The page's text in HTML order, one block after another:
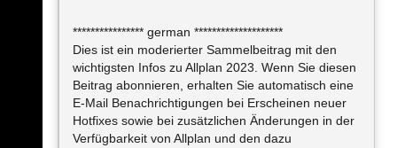
**************** german ********************
Dies ist ein moderierter Sammelbeitrag mit den
wichtigsten Infos zu Allplan 2023. Wenn Sie diesen
Beitrag abonnieren, erhalten Sie automatisch eine
E-Mail Benachrichtigungen bei Erscheinen neuer
Hotfixes sowie bei zusätzlichen Änderungen in der
Verfügbarkeit von Allplan und den dazu